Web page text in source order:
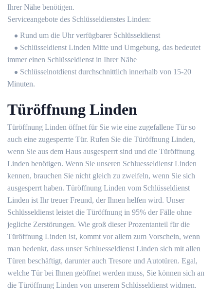
Ihrer Nähe benötigen.
Serviceangebote des Schlüsseldienstes Linden:
Rund um die Uhr verfügbarer Schlüsseldienst
Schlüsseldienst Linden Mitte und Umgebung, das bedeutet
immer einen Schlüsseldienst in Ihrer Nähe
Schlüsselnotdienst durchschnittlich innerhalb von 15-20
Minuten.
Türöffnung Linden
Türöffnung Linden öffnet für Sie wie eine zugefallene Tür so
auch eine zugesperrte Tür. Rufen Sie die Türöffnung Linden,
wenn Sie aus dem Haus ausgesperrt sind und die Türöffnung
Linden benötigen. Wenn Sie unseren Schluesseldienst Linden
kennen, brauchen Sie nicht gleich zu zweifeln, wenn Sie sich
ausgesperrt haben. Türöffnung Linden vom Schlüsseldienst
Linden ist Ihr treuer Freund, der Ihnen helfen wird. Unser
Schlüsseldienst leistet die Türöffnung in 95% der Fälle ohne
jegliche Zerstörungen. Wie groß dieser Prozentanteil für die
Türöffnung Linden ist, kommt vor allem zum Vorschein, wenn
man bedenkt, dass unser Schluesseldienst Linden sich mit allen
Türen beschäftigt, darunter auch Tresore und Autotüren. Egal,
welche Tür bei Ihnen geöffnet werden muss, Sie können sich an
die Türöffnung Linden von unserem Schlüsseldienst widmen.